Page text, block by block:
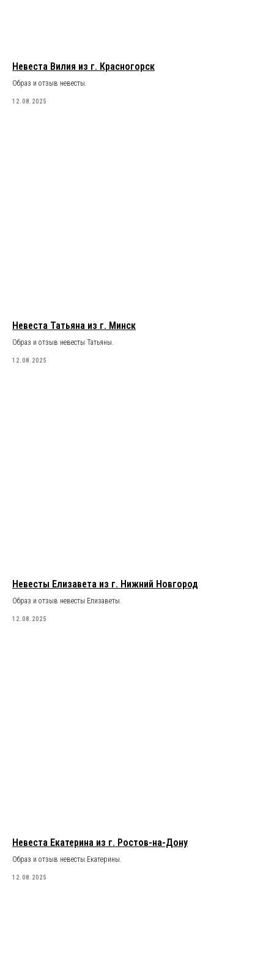
Невеста Вилия из г. Красногорск
Образ и отзыв невесты.
12.08.2025
Невеста Татьяна из г. Минск
Образ и отзыв невесты Татьяны.
12.08.2025
Невесты Елизавета из г. Нижний Новгород
Образ и отзыв невесты Елизаветы.
12.08.2025
Невеста Екатерина из г. Ростов-на-Дону
Образ и отзыв невесты Екатерины.
12.08.2025